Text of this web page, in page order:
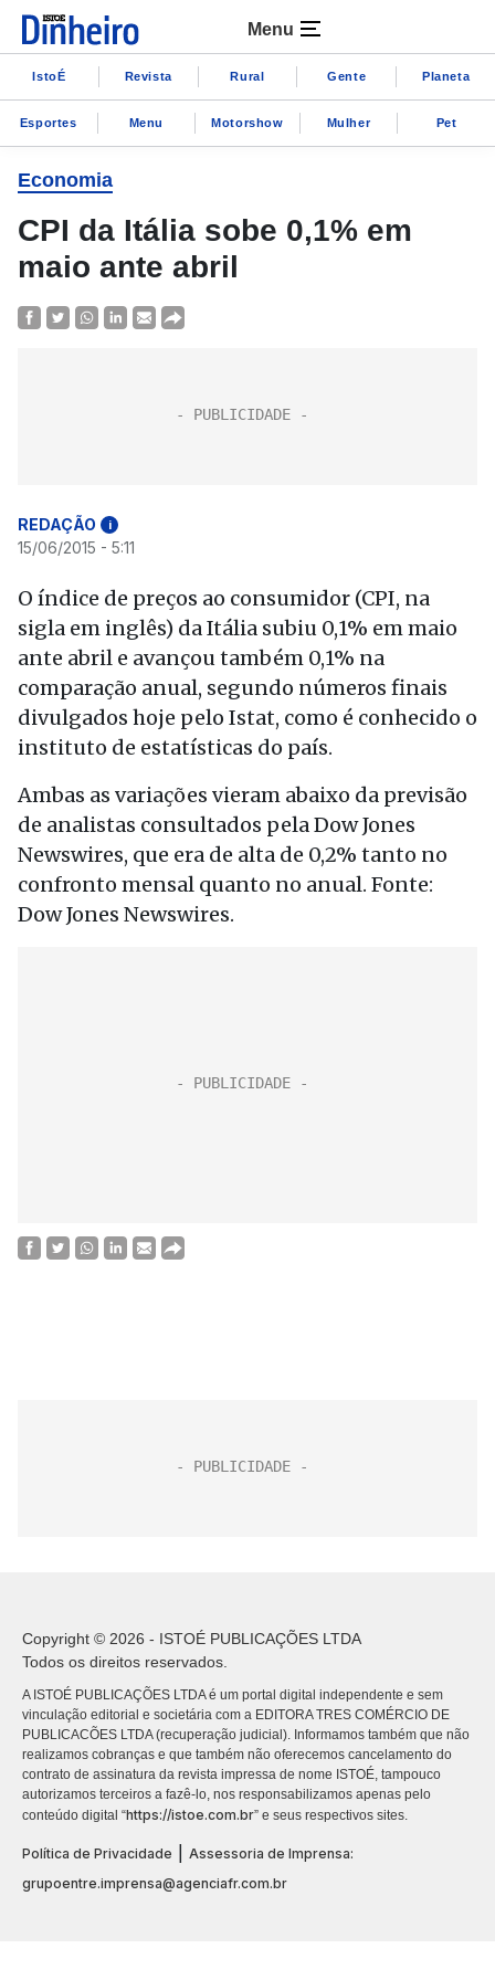
Menu
IstoÉ Revista Rural Gente Planeta
Esportes Menu Motorshow Mulher Pet
Economia
CPI da Itália sobe 0,1% em
maio ante abril
REDAÇÃO i
15/06/2015 - 5:11
O índice de preços ao consumidor (CPI, na
sigla em inglês) da Itália subiu 0,1% em maio
ante abril e avançou também 0,1% na
comparação anual, segundo números finais
divulgados hoje pelo Istat, como é conhecido o
instituto de estatísticas do país.
Ambas as variações vieram abaixo da previsão
de analistas consultados pela Dow Jones
Newswires, que era de alta de 0,2% tanto no
confronto mensal quanto no anual. Fonte:
Dow Jones Newswires.
Copyright © 2026 - ISTOÉ PUBLICAÇÕES LTDA
Todos os direitos reservados.
A ISTOÉ PUBLICAÇÕES LTDA é um portal digital independente e sem
vinculação editorial e societária com a EDITORA TRES COMÉRCIO DE
PUBLICACÕES LTDA (recuperação judicial). Informamos também que não
realizamos cobranças e que também não oferecemos cancelamento do
contrato de assinatura da revista impressa de nome ISTOÉ, tampouco
autorizamos terceiros a fazê-lo, nos responsabilizamos apenas pelo
conteúdo digital “https://istoe.com.br” e seus respectivos sites.
Política de Privacidade
Assessoria de Imprensa:
grupoentre.imprensa@agenciafr.com.br